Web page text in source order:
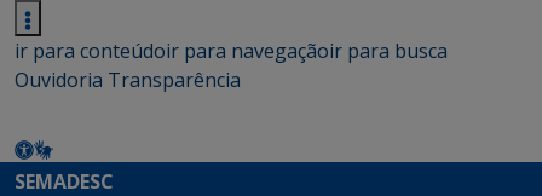
ir para conteúdoir para navegaçãoir para busca
Ouvidoria Transparência
SEMADESC